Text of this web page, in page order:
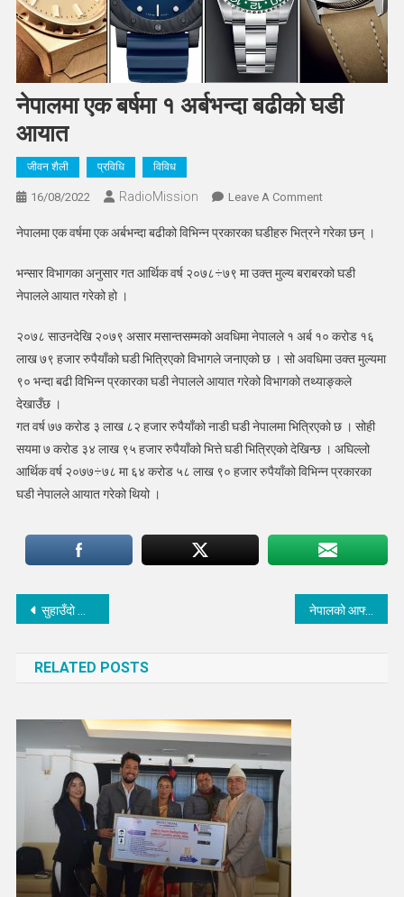
नेपालमा एक बर्षमा १ अर्बभन्दा बढीको घडी
आयात
जीवन शैली प्रविधि विविध
16/08/2022 RadioMission Leave A CommentOn
एक
१
घडी
आयात
नेपालमा एक वर्षमा एक अर्बभन्दा बढीको विभिन्न प्रकारका घडीहरु भित्रने गरेका छन् ।
भन्सार विभागका अनुसार गत आर्थिक वर्ष २०७८÷७९ मा उक्त मुल्य बराबरको घडी
नेपालले आयात गरेको हो ।
२०७८ साउनदेखि २०७९ असार मसान्तसम्मको अवधिमा नेपालले १ अर्ब १० करोड १६
लाख ७९ हजार रुपैयाँको घडी भित्रिएको विभागले जनाएको छ । सो अवधिमा उक्त मुल्यमा
९० भन्दा बढी विभिन्न प्रकारका घडी नेपालले आयात गरेको विभागको तथ्याङ्कले
देखाउँछ ।
गत वर्ष ७७ करोड ३ लाख ८२ हजार रुपैयाँको नाडी घडी नेपालमा भित्रिएको छ । सोही
सयमा ७ करोड ३४ लाख ९५ हजार रुपैयाँको भित्ते घडी भित्रिएको देखिन्छ । अघिल्लो
आर्थिक वर्ष २०७७÷७८ मा ६४ करोड ५८ लाख ९० हजार रुपैयाँको विभिन्न प्रकारका
घडी नेपालले आयात गरेको थियो ।
Post
सुहाउँदो जोडी नभेटीएर रोकीयो नवौं बिवाह नेपालको आफ्नै ‘डिजिटल करेन्सी’को योजना के हुंदै छ ?
RELATED POSTS